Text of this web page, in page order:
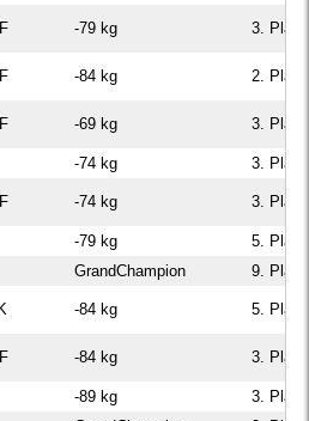
-79 kg 3. Platz
-84 kg 2. Platz
-69 kg 3. Platz
-74 kg
3. Platz
-74 kg 3. Platz
-79 kg
5. Platz
GrandChampion
9. Platz
-84 kg 5. Platz
-84 kg 3. Platz
-89 kg
3. Platz